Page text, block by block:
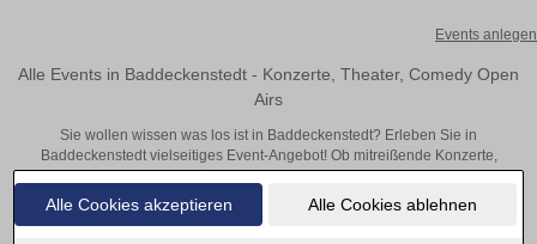
Alle Cookies akzeptieren Alle Cookies ablehnen
Events anlegen
Alle Events in Baddeckenstedt - Konzerte, Theater, Comedy Open
Airs
Sie wollen wissen was los ist in Baddeckenstedt? Erleben Sie in
Baddeckenstedt vielseitiges Event-Angebot! Ob mitreißende Konzerte,
inspirierende Theateraufführungen oder aufregende Veranstaltungen in
Baddeckenstedt – hier finden alles im Überblick und Tickets.